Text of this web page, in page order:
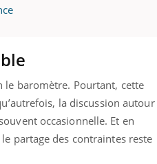
le baromètre. Pourtant, cette
la discussion autour
occasionnelle. Et en
partage des contraintes reste